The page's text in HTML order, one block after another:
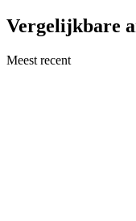
Vergelijkbare
Meest recent